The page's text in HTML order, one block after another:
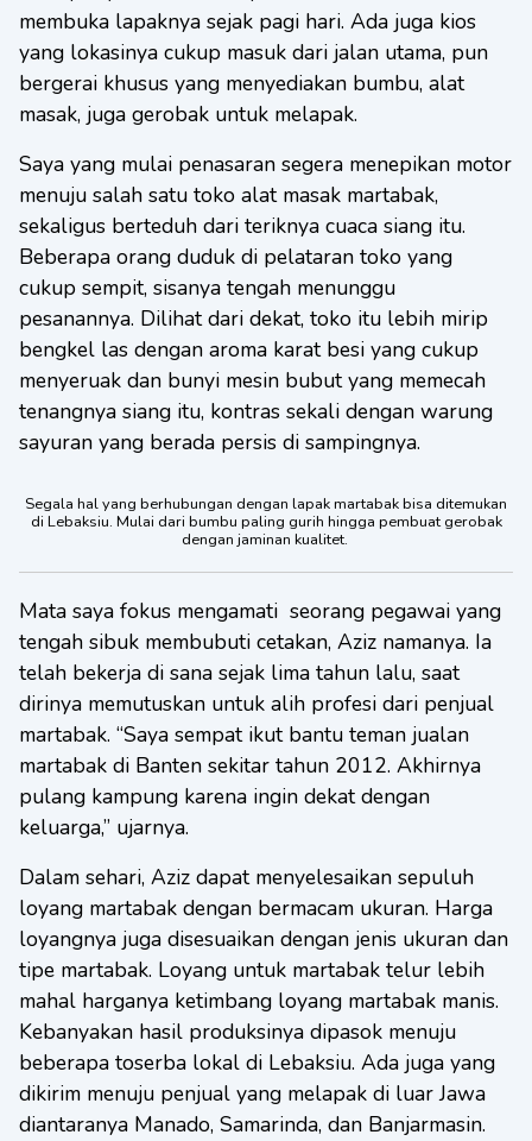
membuka lapaknya sejak pagi hari. Ada juga kios
yang lokasinya cukup masuk dari jalan utama, pun
bergerai khusus yang menyediakan bumbu, alat
masak, juga gerobak untuk melapak.
Saya yang mulai penasaran segera menepikan motor
menuju salah satu toko alat masak martabak,
sekaligus berteduh dari teriknya cuaca siang itu.
Beberapa orang duduk di pelataran toko yang
cukup sempit, sisanya tengah menunggu
pesanannya. Dilihat dari dekat, toko itu lebih mirip
bengkel las dengan aroma karat besi yang cukup
menyeruak dan bunyi mesin bubut yang memecah
tenangnya siang itu, kontras sekali dengan warung
sayuran yang berada persis di sampingnya.
Segala hal yang berhubungan dengan lapak martabak bisa ditemukan
di Lebaksiu. Mulai dari bumbu paling gurih hingga pembuat gerobak
dengan jaminan kualitet.
Mata saya fokus mengamati seorang pegawai yang
tengah sibuk membubuti cetakan, Aziz namanya. Ia
telah bekerja di sana sejak lima tahun lalu, saat
dirinya memutuskan untuk alih profesi dari penjual
martabak. “Saya sempat ikut bantu teman jualan
martabak di Banten sekitar tahun 2012. Akhirnya
pulang kampung karena ingin dekat dengan
keluarga,” ujarnya.
Dalam sehari, Aziz dapat menyelesaikan sepuluh
loyang martabak dengan bermacam ukuran. Harga
loyangnya juga disesuaikan dengan jenis ukuran dan
tipe martabak. Loyang untuk martabak telur lebih
mahal harganya ketimbang loyang martabak manis.
Kebanyakan hasil produksinya dipasok menuju
beberapa toserba lokal di Lebaksiu. Ada juga yang
dikirim menuju penjual yang melapak di luar Jawa
diantaranya Manado, Samarinda, dan Banjarmasin.